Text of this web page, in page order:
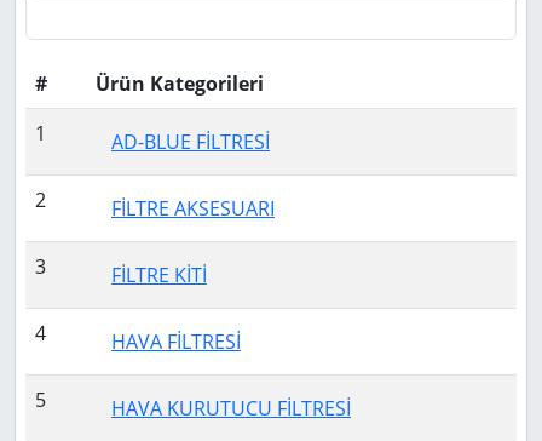
#
Ürün Kategorileri
1
AD-BLUE FİLTRESİ
2 FİLTRE AKSESUARI
3 FİLTRE KİTİ
4 HAVA FİLTRESİ
5 HAVA KURUTUCU FİLTRESİ